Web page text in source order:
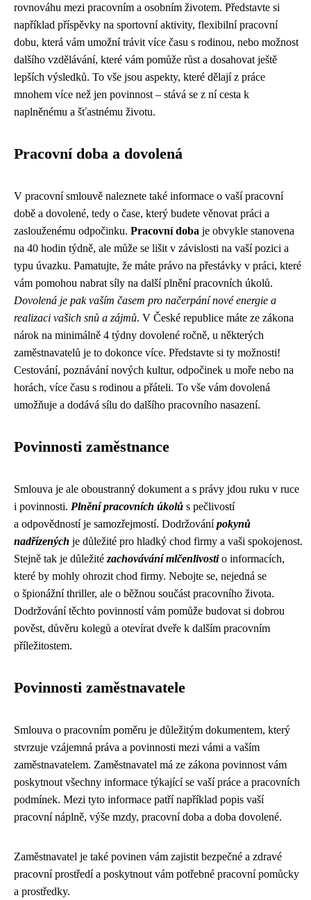
rovnováhu mezi pracovním a osobním životem. Představte si
například příspěvky na sportovní aktivity, flexibilní pracovní
dobu, která vám umožní trávit více času s rodinou, nebo možnost
dalšího vzdělávání, které vám pomůže růst a dosahovat ještě
lepších výsledků. To vše jsou aspekty, které dělají z práce
mnohem více než jen povinnost – stává se z ní cesta k
naplněnému a šťastnému životu.
Pracovní doba a dovolená
V pracovní smlouvě naleznete také informace o vaší pracovní
době a dovolené, tedy o čase, který budete věnovat práci a
zaslouženému odpočinku. Pracovní doba je obvykle stanovena
na 40 hodin týdně, ale může se lišit v závislosti na vaší pozici a
typu úvazku. Pamatujte, že máte právo na přestávky v práci, které
vám pomohou nabrat síly na další plnění pracovních úkolů.
Dovolená je pak vaším časem pro načerpání nové energie a
realizaci vašich snů a zájmů. V České republice máte ze zákona
nárok na minimálně 4 týdny dovolené ročně, u některých
zaměstnavatelů je to dokonce více. Představte si ty možnosti!
Cestování, poznávání nových kultur, odpočinek u moře nebo na
horách, více času s rodinou a přáteli. To vše vám dovolená
umožňuje a dodává sílu do dalšího pracovního nasazení.
Povinnosti zaměstnance
Smlouva je ale oboustranný dokument a s právy jdou ruku v ruce
i povinnosti. Plnění pracovních úkolů s pečlivostí
a odpovědností je samozřejmostí. Dodržovánípokynů
nadřízených je důležité pro hladký chod firmy a vaši spokojenost.
Stejně tak je důležité zachovávání mlčenlivostio informacích,
které by mohly ohrozit chod firmy. Nebojte se, nejedná se
o špionážní thriller, ale o běžnou součást pracovního života.
Dodržování těchto povinností vám pomůže budovat si dobrou
pověst, důvěru kolegů a otevírat dveře k dalším pracovním
příležitostem.
Povinnosti zaměstnavatele
Smlouva o pracovním poměru je důležitým dokumentem, který
stvrzuje vzájemná práva a povinnosti mezi vámi a vaším
zaměstnavatelem. Zaměstnavatel má ze zákona povinnost vám
poskytnout všechny informace týkající se vaší práce a pracovních
podmínek. Mezi tyto informace patří například popis vaší
pracovní náplně, výše mzdy, pracovní doba a doba dovolené.
Zaměstnavatel je také povinen vám zajistit bezpečné a zdravé
pracovní prostředí a poskytnout vám potřebné pracovní pomůcky
a prostředky.